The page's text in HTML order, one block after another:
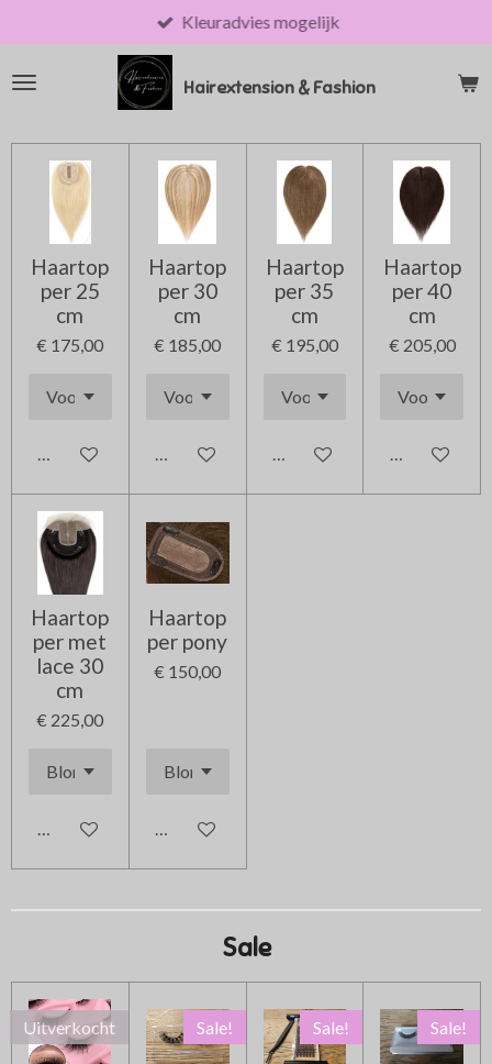
direct
naar
Hairextension & Fashion
Kleuradvies mogelijk
Haartop
per 25
cm
€ 175,00
In winkelwagen
Haartop
per 30
cm
€ 185,00
In winkelwagen
Haartop
per 35
cm
€ 195,00
In winkelwagen
Haartop
per 40
cm
€ 205,00
In
Haartop
per met
lace 30
cm
€ 225,00
In winkelwagen
Haartop
per pony
€ 150,00
In winkelwagen
Sale
Uitverkocht Sale! Sale! Sale!